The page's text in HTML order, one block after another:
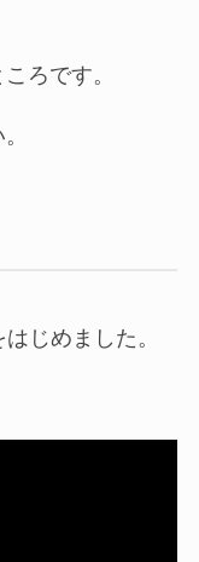
ろです。
じめました。